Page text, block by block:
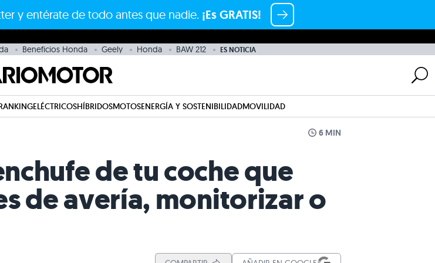
y entérate de todo antes que nadie. ¡Es GRATIS!
Beneficios Honda Geely Honda BAW 212 ES NOTICIA
ELÉCTRICOSHÍBRIDOSMOTOSENERGÍA Y SOSTENIBILIDADMOVILIDAD
6 MIN
de tu coche que
de avería, monitorizar o